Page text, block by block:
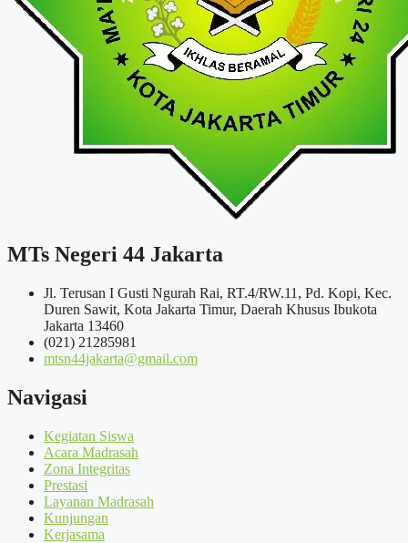
MTs Negeri 44 Jakarta
Jl. Terusan I Gusti Ngurah Rai, RT.4/RW.11, Pd. Kopi, Kec.
Duren Sawit, Kota Jakarta Timur, Daerah Khusus Ibukota
Jakarta 13460
(021) 21285981
mtsn44jakarta@gmail.com
Navigasi
Kegiatan Siswa
Acara Madrasah
Zona Integritas
Prestasi
Layanan Madrasah
Kunjungan
Kerjasama